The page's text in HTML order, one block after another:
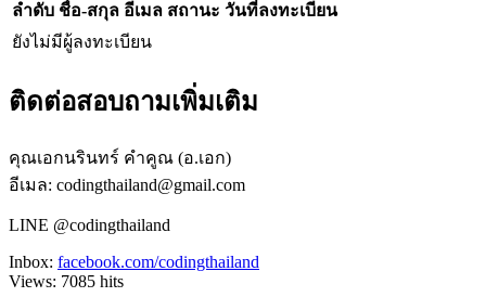
ลำดับ ชื่อ-สกุล อีเมล สถานะ วันที่ลงทะเบียน
ยังไม่มีผู้ลงทะเบียน
ติดต่อสอบถามเพิ่มเติม
คุณเอกนรินทร์ คำคูณ (อ.เอก)
อีเมล: codingthailand@gmail.com
LINE @codingthailand
Inbox: facebook.com/codingthailand
Views: 7085 hits